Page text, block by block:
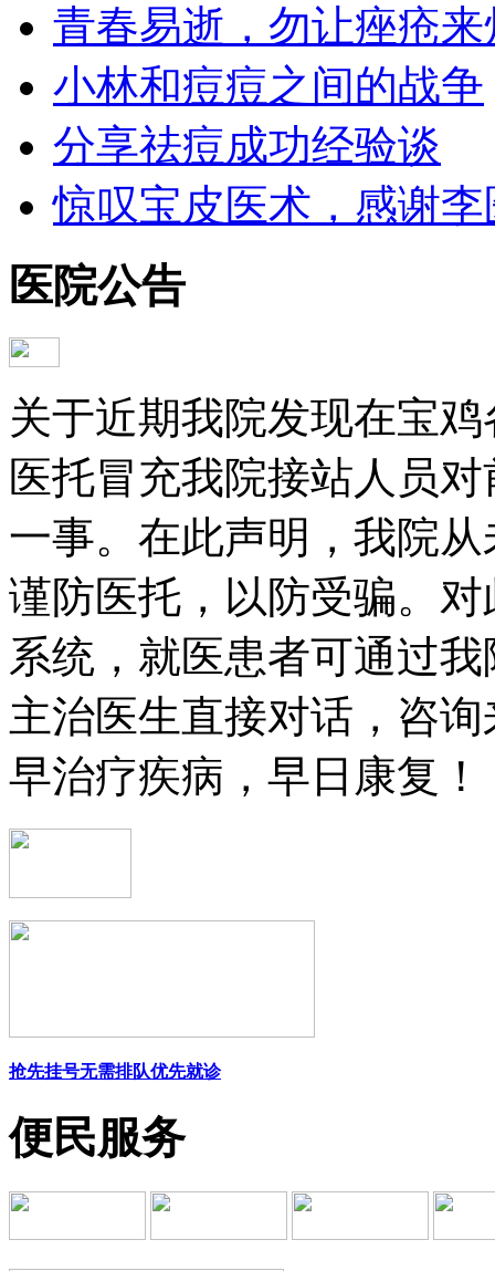
青春易逝，勿让痤疮来
小林和痘痘之间的战争
分享祛痘成功经验谈
惊叹宝皮医术，感谢
医院公告
关于近期我院发现在宝
医托冒充我院接站人员
一事。在此声明，我院
谨防医托，以防受骗。
系统，就医患者可通过
主治医生直接对话，咨
早治疗疾病，早日康复！
抢先挂号无需排队优先就诊
便民服务